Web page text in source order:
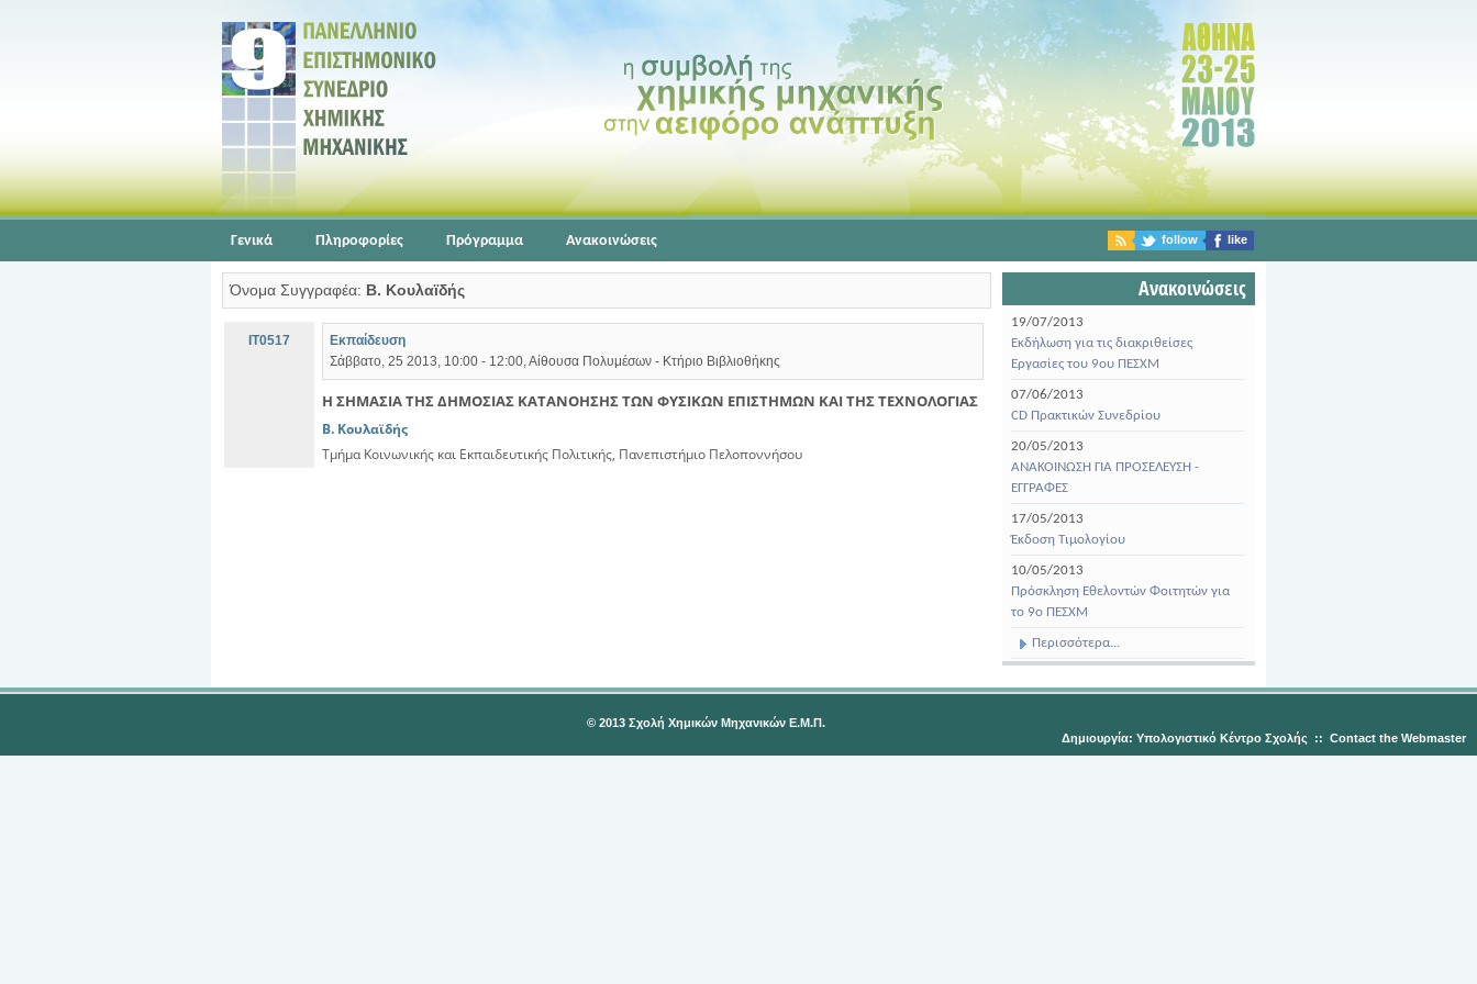
Γενικά Πληροφορίες Πρόγραμμα Ανακοινώσεις follow like
Όνομα Συγγραφέα: Β. Κουλαϊδής
ΙΤ0517
Εκπαίδευση
Σάββατο, 25 2013, 10:00 - 12:00, Αίθουσα Πολυμέσων - Κτήριο Βιβλιοθήκης
Η ΣΗΜΑΣΙΑ ΤΗΣ ΔΗΜΟΣΙΑΣ ΚΑΤΑΝΟΗΣΗΣ ΤΩΝ ΦΥΣΙΚΩΝ ΕΠΙΣΤΗΜΩΝ ΚΑΙ ΤΗΣ ΤΕΧΝΟΛΟΓΙΑΣ
Β. Κουλαϊδής
Τμήμα Κοινωνικής και Εκπαιδευτικής Πολιτικής, Πανεπιστήμιο Πελοποννήσου
Ανακοινώσεις
19/07/2013
Εκδήλωση για τις διακριθείσες
Εργασίες του 9ου ΠΕΣΧΜ
07/06/2013
CD Πρακτικών Συνεδρίου
20/05/2013
ΑΝΑΚΟΙΝΩΣΗ ΓΙΑ ΠΡΟΣΕΛΕΥΣΗ -
ΕΓΓΡΑΦΕΣ
17/05/2013
Έκδοση Τιμολογίου
10/05/2013
Πρόσκληση Εθελοντών Φοιτητών για
το 9ο ΠΕΣΧΜ
Περισσότερα...
© 2013 Σχολή Χημικών Μηχανικών Ε.Μ.Π.
Δημιουργία: Υπολογιστικό Κέντρο Σχολής :: Contact the Webmaster